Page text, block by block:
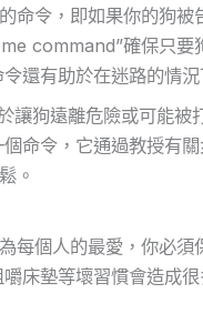
命令，即如果你的狗被
command”確保只要
還有助於在迷路的情況
讓狗遠離危險或可能被
命令，它通過教授有
。
每個人的最愛，你必須
床墊等壞習慣會造成